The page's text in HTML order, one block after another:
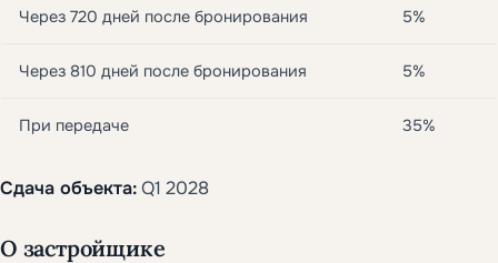
Через 720 дней после бронирования 5%
Через 810 дней после бронирования 5%
При передаче 35%
Сдача объекта:Q1 2028
О застройщике